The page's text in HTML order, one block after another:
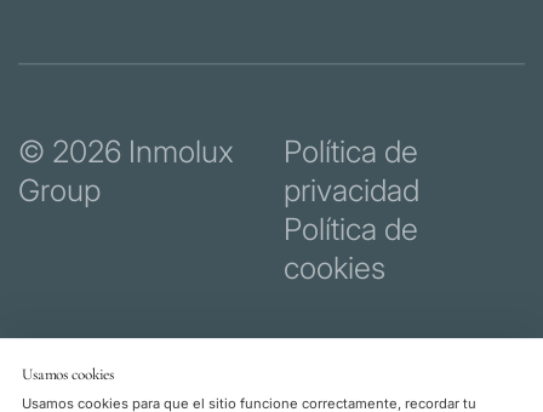
© 2026 Inmolux
Group
Política de
privacidad
Política de
cookies
Usamos cookies
Usamos cookies para que el sitio funcione correctamente, recordar tu